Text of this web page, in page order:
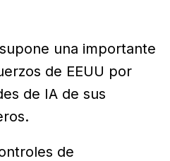
una importante
de EEUU por
de IA de sus
de